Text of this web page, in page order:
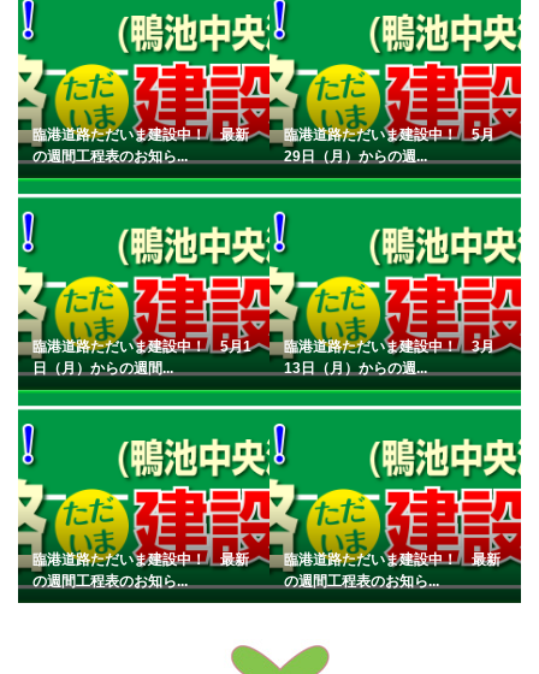
臨港道路ただいま建設中！ 最新
の週間工程表のお知ら...
臨港道路ただいま建設中！ 5月
29日（月）からの週...
臨港道路ただいま建設中！ 5月1
日（月）からの週間...
臨港道路ただいま建設中！ 3月
13日（月）からの週...
臨港道路ただいま建設中！ 最新
の週間工程表のお知ら...
臨港道路ただいま建設中！ 最新
の週間工程表のお知ら...